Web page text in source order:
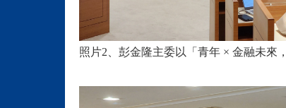
照片2、彭金隆主委以「青年 × 金融未來